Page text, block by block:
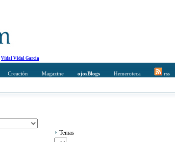
Vidal Vidal Garcia
Creación Magazine ojosBlogs Hemeroteca rss
Temas